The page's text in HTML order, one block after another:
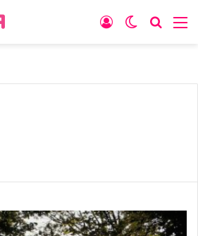
Switch
Войти